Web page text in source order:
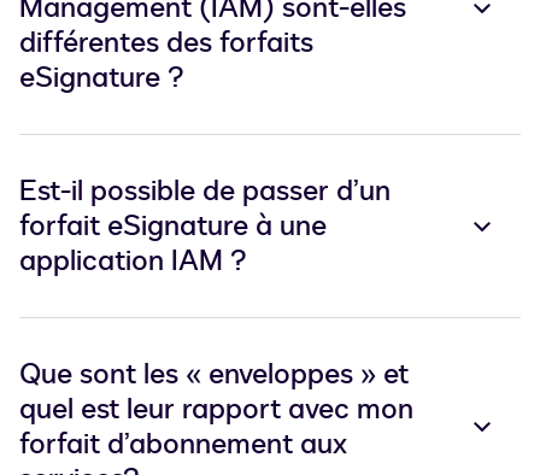
différentes des forfaits
eSignature ?
Est-il possible de passer d’un
forfait eSignature à une
application IAM ?
Que sont les « enveloppes » et
quel est leur rapport avec mon
forfait d’abonnement aux